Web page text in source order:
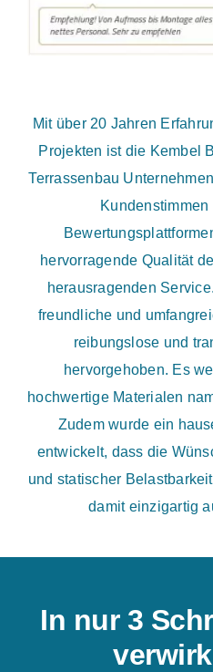
Mit über 20 Jahren
Projekten ist die Kembel
Terrassenbau
hervorragende Qualität
herausragenden
freundliche und
reibungslose und
hervorgehoben. Es
hochwertige Materialen
Zudem wurde ein
entwickelt, dass die
und statischer
damit einzigartig
In nur 3